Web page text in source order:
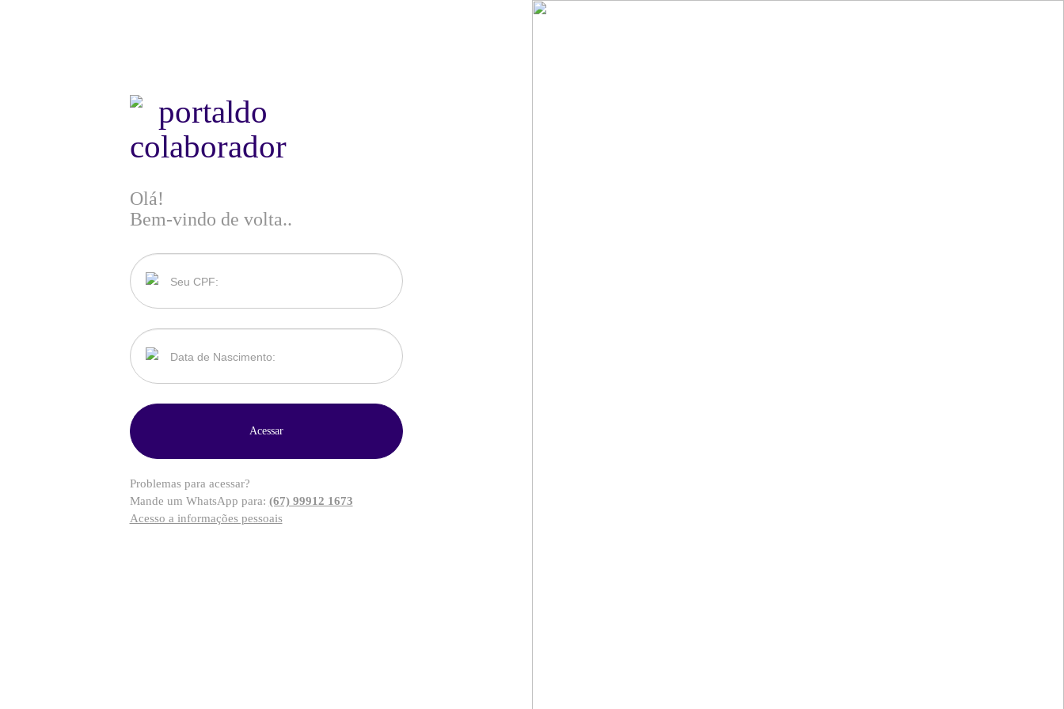
portaldo
colaborador
Olá!
Bem-vindo de volta..
Problemas para acessar?
Mande um WhatsApp para: (67) 99912 1673
Acesso a informações pessoais